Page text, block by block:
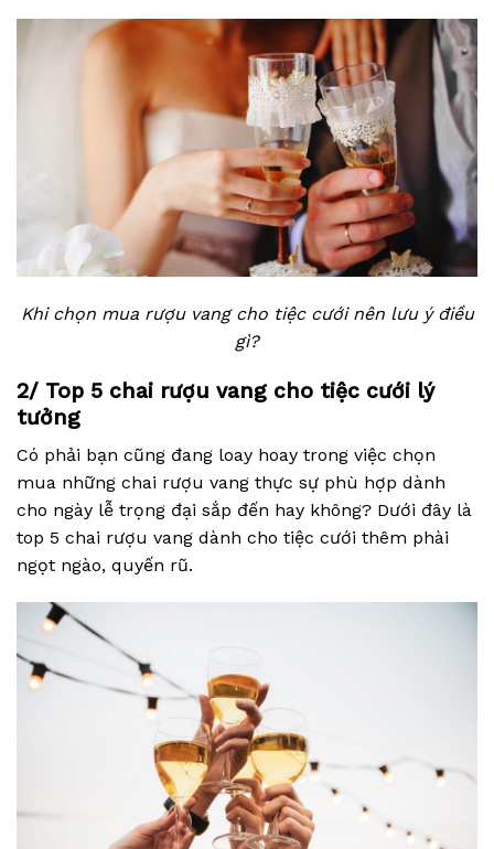
Khi chọn mua rượu vang cho tiệc cưới nên lưu ý điều
gì?
2/ Top 5 chai rượu vang cho tiệc cưới lý
tưởng
Có phải bạn cũng đang loay hoay trong việc chọn
mua những chai rượu vang thực sự phù hợp dành
cho ngày lễ trọng đại sắp đến hay không? Dưới đây là
top 5 chai rượu vang dành cho tiệc cưới thêm phài
ngọt ngào, quyến rũ.